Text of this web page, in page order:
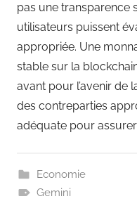
pas une transparence
utilisateurs puissent
appropriée. Une
stable sur la
avant pour l’avenir de
des contreparties
adéquate pour
Economie
Gemini